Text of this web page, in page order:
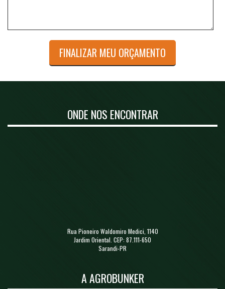
ONDE NOS ENCONTRAR
Rua Pioneiro Waldomiro Medici, 1140
Jardim Oriental. CEP: 87.111-650
Sarandi-PR
A AGROBUNKER